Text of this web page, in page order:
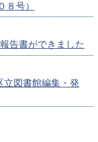
号）
告書ができました
図書館編集・発